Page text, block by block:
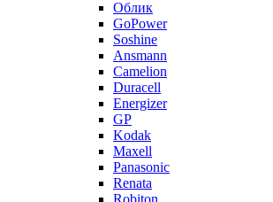
Облик
GoPower
Soshine
Ansmann
Camelion
Duracell
Energizer
GP
Kodak
Maxell
Panasonic
Renata
Robiton